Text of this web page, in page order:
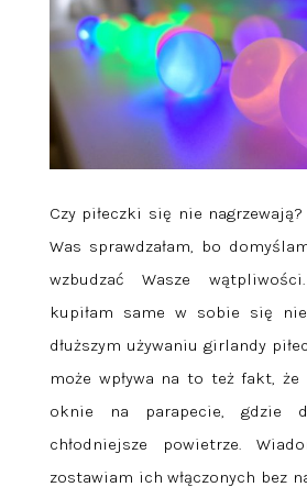
Czy piłeczki się nie
Was sprawdzałam, bo
wzbudzać Wasze
kupiłam same w sobie się nie
dłuższym używaniu girlandy
może wpływa na to też fakt, że
oknie na parapecie, gdzie
chłodniejsze powietrze.
zostawiam ich włączonych bez